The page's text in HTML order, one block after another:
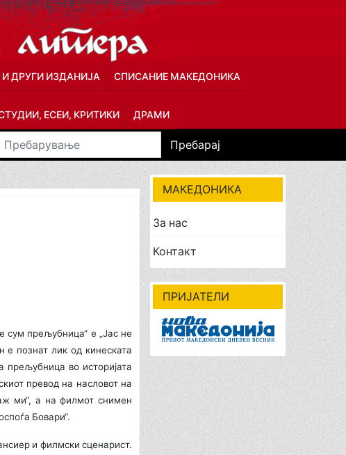
ДРУГИ ИЗДАНИЈА СПИСАНИЕ МАКЕДОНИКА
ЕСЕИ, КРИТИКИ ДРАМИ
Пребарај
сум прељубница“ е „Јас не
е познат лик од кинеската
прељубница во историјата
превод на насловот на
ми“, а на филмот снимен
Бовари“.
и филмски сценарист.
МАКЕДОНИКА
За нас
Контакт
ПРИЈАТЕЛИ